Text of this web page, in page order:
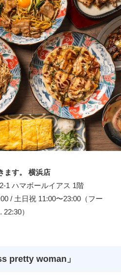
ます。 横浜店
1 ハマボールイアス 1階
/ 土日祝 11:00〜23:00（フー
）
pretty woman」